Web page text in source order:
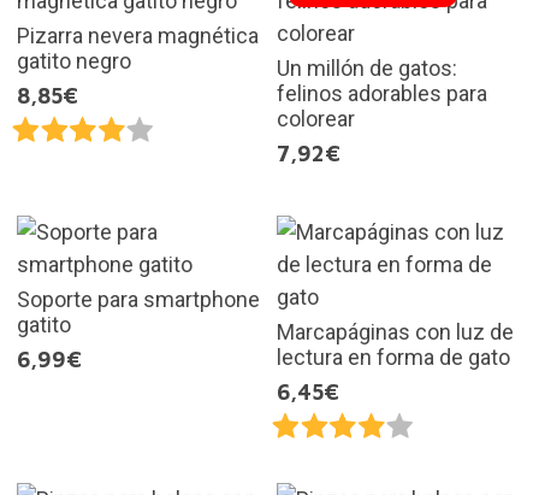
Pizarra nevera magnética
gatito negro
8,85€
Un millón de gatos:
felinos adorables para
colorear
7,92€
Soporte para smartphone
gatito
6,99€
Marcapáginas con luz de
lectura en forma de gato
6,45€